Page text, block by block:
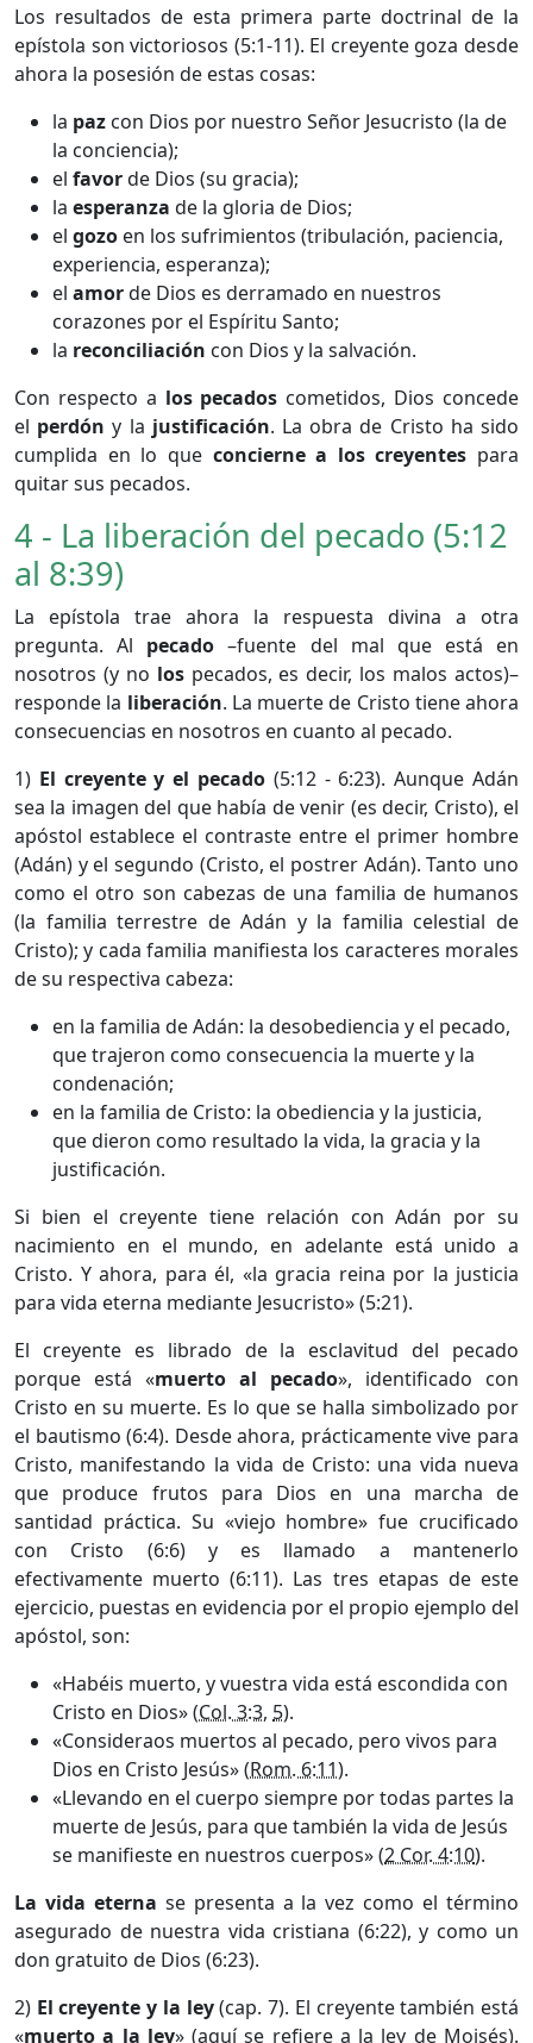
Los resultados de esta primera parte doctrinal de la
epístola son victoriosos (5:1-11). El creyente goza desde
ahora la posesión de estas cosas:
la paz con Dios por nuestro Señor Jesucristo (la de
la conciencia);
el favorde Dios (su gracia);
la esperanza de la gloria de Dios;
el gozo en los sufrimientos (tribulación, paciencia,
experiencia, esperanza);
el amorde Dios es derramado en nuestros
corazones por el Espíritu Santo;
la reconciliación con Dios y la salvación.
Con respecto a los pecados cometidos, Dios concede
el perdón y la justificación. La obra de Cristo ha sido
cumplida en lo que concierne a los creyentes para
quitar sus pecados.
4 - La liberación del pecado (5:12
al 8:39)
La epístola trae ahora la respuesta divina a otra
pregunta. Al pecado –fuente del mal que está en
nosotros (y no lospecados, es decir, los malos actos)–
responde la liberación. La muerte de Cristo tiene ahora
consecuencias en nosotros en cuanto al pecado.
1) El creyente y el pecado (5:12 - 6:23). Aunque Adán
sea la imagen del que había de venir (es decir, Cristo), el
apóstol establece el contraste entre el primer hombre
(Adán) y el segundo (Cristo, el postrer Adán). Tanto uno
como el otro son cabezas de una familia de humanos
(la familia terrestre de Adán y la familia celestial de
Cristo); y cada familia manifiesta los caracteres morales
de su respectiva cabeza:
en la familia de Adán: la desobediencia y el pecado,
que trajeron como consecuencia la muerte y la
condenación;
en la familia de Cristo: la obediencia y la justicia,
que dieron como resultado la vida, la gracia y la
justificación.
Si bien el creyente tiene relación con Adán por su
nacimiento en el mundo, en adelante está unido a
Cristo. Y ahora, para él, «la gracia reina por la justicia
para vida eterna mediante Jesucristo» (5:21).
El creyente es librado de la esclavitud del pecado
porque está «muerto al pecado», identificado con
Cristo en su muerte. Es lo que se halla simbolizado por
el bautismo (6:4). Desde ahora, prácticamente vive para
Cristo, manifestando la vida de Cristo: una vida nueva
que produce frutos para Dios en una marcha de
santidad práctica. Su «viejo hombre» fue crucificado
con Cristo (6:6) y es llamado a mantenerlo
efectivamente muerto (6:11). Las tres etapas de este
ejercicio, puestas en evidencia por el propio ejemplo del
apóstol, son:
«Habéis muerto, y vuestra vida está escondida con
Cristo en Dios» (Col. 3:3, 5).
«Consideraos muertos al pecado, pero vivos para
Dios en Cristo Jesús» (Rom. 6:11).
«Llevando en el cuerpo siempre por todas partes la
muerte de Jesús, para que también la vida de Jesús
se manifieste en nuestros cuerpos» (2 Cor. 4:10).
La vida eterna se presenta a la vez como el término
asegurado de nuestra vida cristiana (6:22), y como un
don gratuito de Dios (6:23).
2) El creyente y la ley(cap. 7). El creyente también está
«muerto a la ley» (aquí se refiere a la ley de Moisés).